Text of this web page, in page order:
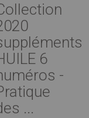
6
-
...